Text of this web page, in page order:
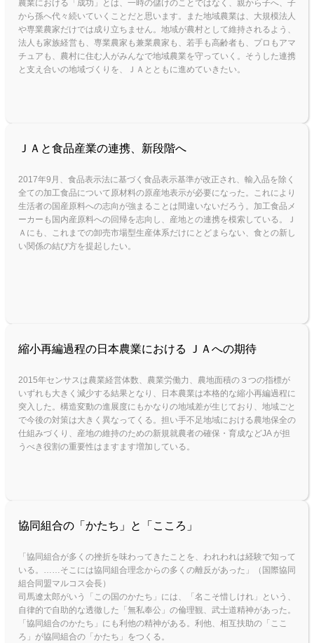
農業における「成功」とは、一時の儲けのことではなく、親から子へ、子
から孫へ代々続いていくことだと思います。また地域農業は、大規模法人
や専業農家だけでは成り立ちません。地域が農村として維持されるよう、
法人も家族経営も、専業農家も兼業農家も、若手も高齢者も、プロもアマ
チュアも、農村に住む人がみんなで地域農業を守っていく。そうした連携
と支え合いの地域づくりを、ＪＡとともに進めていきたい。
ＪＡと食品産業の連携、新段階へ
2017年9月、食品表示法に基づく食品表示基準が改正され、輸入品を除く
全ての加工食品について原材料の原産地表示が必要になった。これにより
生活者の国産原料への志向が強まることは間違いないだろう。加工食品メ
ーカーも国内産原料への回帰を志向し、産地との連携を模索している。Ｊ
Ａにも、これまでの卸売市場型生産体系だけにとどまらない、食との新し
い関係の結び方を提起したい。
縮小再編過程の日本農業における ＪＡへの期待
2015年センサスは農業経営体数、農業労働力、農地面積の３つの指標が
いずれも大きく減少する結果となり、日本農業は本格的な縮小再編過程に
突入した。構造変動の進展度にもかなりの地域差が生じており、地域ごと
で今後の対策は大きく異なってくる。担い手不足地域における農地保全の
仕組みづくり、産地の維持のための新規就農者の確保・育成などJA が担
うべき役割の重要性はますます増加している。
協同組合の「かたち」と「こころ」
「協同組合が多くの挫折を味わってきたことを、われわれは経験で知って
いる。……そこには協同組合理念からの多くの離反があった」（国際協同
組合同盟マルコス会長）
司馬遼太郎がいう「この国のかたち」には、「名こそ惜しけれ」という、
自律的で自助的な透徹した「無私奉公」の倫理観、武士道精神があった。
「協同組合のかたち」にも利他の精神がある。利他、相互扶助の「ここ
ろ」が協同組合の「かたち」をつくる。